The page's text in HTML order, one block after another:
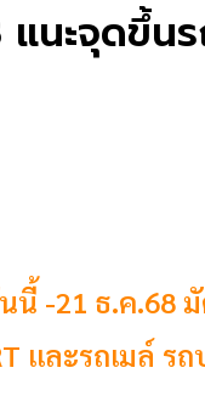
นะจุดขึ้น
นี้ -21 ธ.ค.68
และรถเมล์ ร